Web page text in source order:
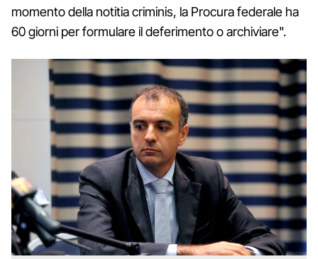
momento della notitia criminis, la Procura federale ha
60 giorni per formulare il deferimento o archiviare".